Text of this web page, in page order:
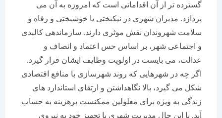
گسترده تر از آن اقداماتی است که امروزه به آن می
پردازد. مدیران شهری در نیکبختی یا خوشبختی و رفاه و
سلامت شهروندان نقش موثری دارند. سازماندهی کالبدی
و اجتماعی شهر، بر اساس حس اعتماد و انصاف و
عدالت، می بایست در اولویت وظایف ایشان قرار گیرد.
اگر چه در شهرهایی که روند شهرسازی با منافع اقتصادی
شکل می گیرد، بالا نگاهداشتن و ارتقای استاندارد های
زندگی به ویژه برای معلولین ممکنست پرهزینه به حساب
آید. با این حال مدیریت شهری با تجهیز خود به نیروی